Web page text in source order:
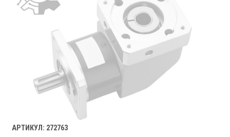
АРТИКУЛ: 272763